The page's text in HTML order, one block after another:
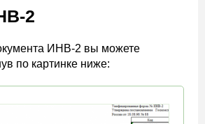
2
ИНВ-2 вы можете
по картинке ниже: